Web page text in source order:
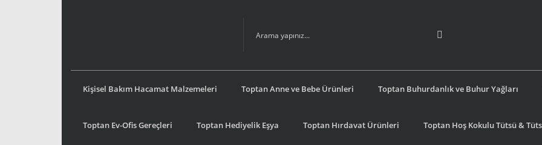
Kişisel Bakım Hacamat Malzemeleri Toptan Anne ve Bebe Ürünleri Toptan Buhurdanlık ve Buhur Yağları
Toptan Ev-Ofis Gereçleri Toptan Hediyelik Eşya Toptan Hırdavat Ürünleri Toptan Hoş Kokulu Tütsü &